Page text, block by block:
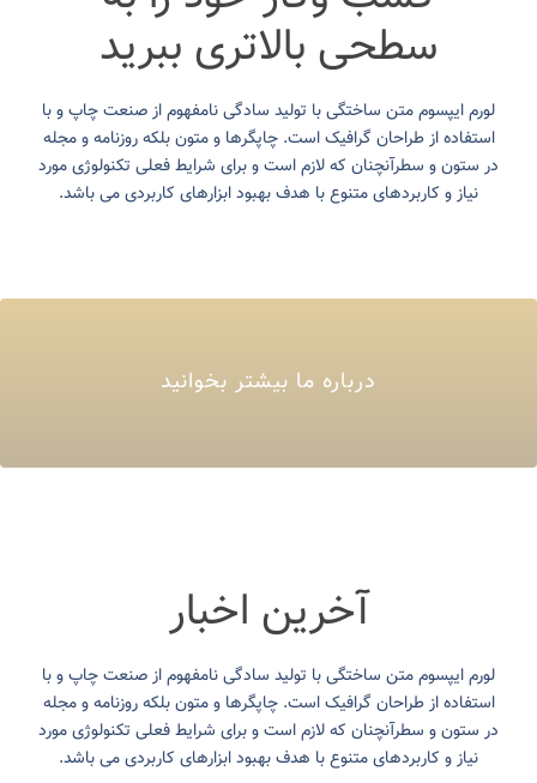
سطحی بالاتری ببرید
لورم ایپسوم متن ساختگی با تولید سادگی نامفهوم از صنعت چاپ و با
استفاده از طراحان گرافیک است. چاپگرها و متون بلکه روزنامه و مجله
در ستون و سطرآنچنان که لازم است و برای شرایط فعلی تکنولوژی مورد
نیاز و کاربردهای متنوع با هدف بهبود ابزارهای کاربردی می باشد.
درباره ما بیشتر بخوانید
آخرین اخبار
لورم ایپسوم متن ساختگی با تولید سادگی نامفهوم از صنعت چاپ و با
استفاده از طراحان گرافیک است. چاپگرها و متون بلکه روزنامه و مجله
در ستون و سطرآنچنان که لازم است و برای شرایط فعلی تکنولوژی مورد
نیاز و کاربردهای متنوع با هدف بهبود ابزارهای کاربردی می باشد.